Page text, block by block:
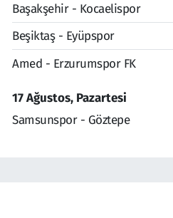
Başakşehir - Kocaelispor
Beşiktaş - Eyüpspor
Amed - Erzurumspor FK
17 Ağustos, Pazartesi
Samsunspor - Göztepe